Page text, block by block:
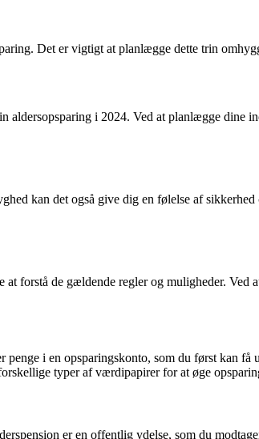
Det er vigtigt at planlægge dette trin
i 2024. Ved at planlægge dine
kan det også give dig en følelse af
forstå de gældende regler og muligheder.
i en opsparingskonto, som du først kan
typer af værdipapirer for at øge
er en offentlig ydelse, som du